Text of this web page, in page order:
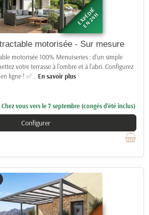
EXPÉDIÉ
EN 24H
motorisée - Sur mesure
motorisée 100% Menuiseries : d'un simple
votre terrasse à l'ombre et à l'abri. Configurez
ligne ! ✅
En savoir plus
Chez vous vers le 7 septembre (congés d’été inclus)
Configurer